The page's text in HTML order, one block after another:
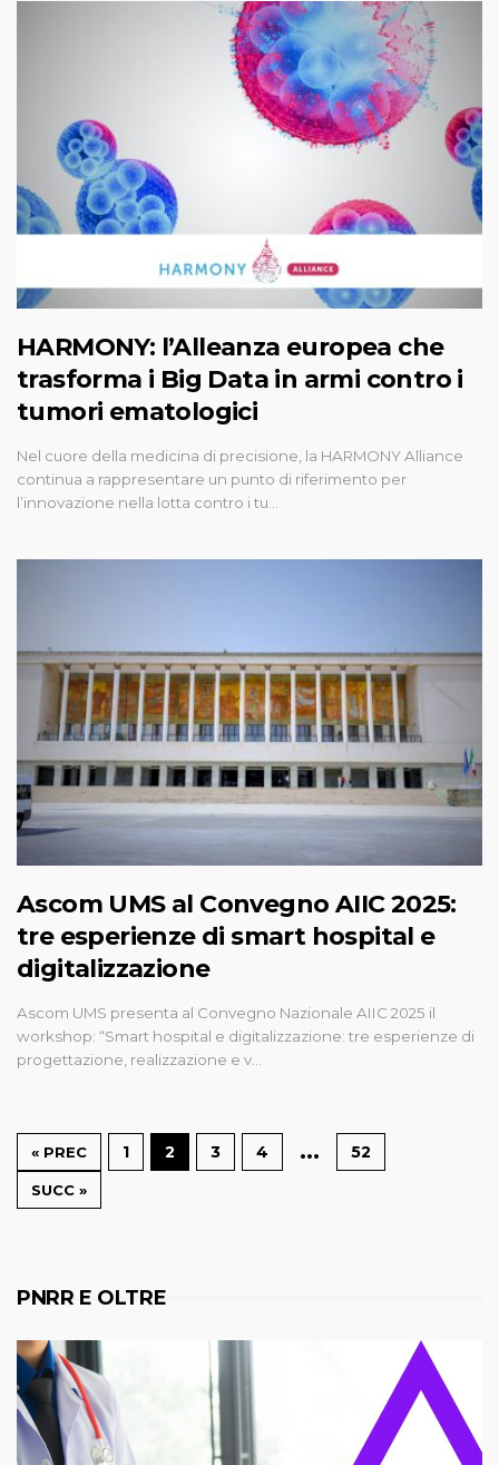
HARMONY: l’Alleanza europea che
trasforma i Big Data in armi contro i
tumori ematologici
Nel cuore della medicina di precisione, la HARMONY Alliance
continua a rappresentare un punto di riferimento per
l’innovazione nella lotta contro i tu…
Ascom UMS al Convegno AIIC 2025:
tre esperienze di smart hospital e
digitalizzazione
Ascom UMS presenta al Convegno Nazionale AIIC 2025 il
workshop: “Smart hospital e digitalizzazione: tre esperienze di
progettazione, realizzazione e v…
« PREC 1 2 3 4 … 52
SUCC »
PNRR E OLTRE